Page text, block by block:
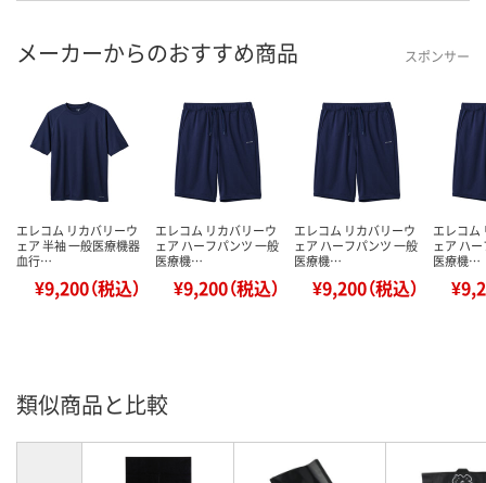
メーカーからのおすすめ商品 スポンサー
エレコム リカバリーウ
ェア 半袖 一般医療機器
血行…
¥9,200（税込）
エレコム リカバリーウ
ェア ハーフパンツ 一般
医療機…
¥9,200（税込）
エレコム リカバリーウ
ェア ハーフパンツ 一般
医療機…
¥9,200（税込）
エレコム
ェア ハ
医療機…
類似商品と比較